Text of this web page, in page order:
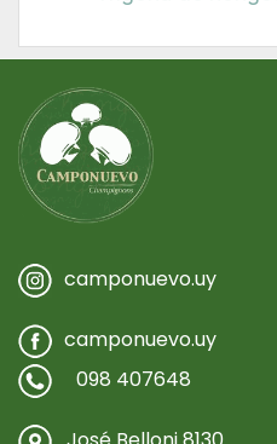
camponuevo.uy
camponuevo.uy
098 407648